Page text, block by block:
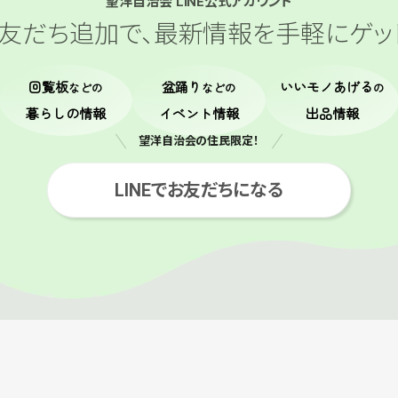
だち追加で、最新情報を手軽にゲッ
回覧板などの
暮らしの情報
盆踊り などの
イベント情報
いいモノあげるの
出品情報
望洋自治会の住民限定！
LINEでお友だちになる